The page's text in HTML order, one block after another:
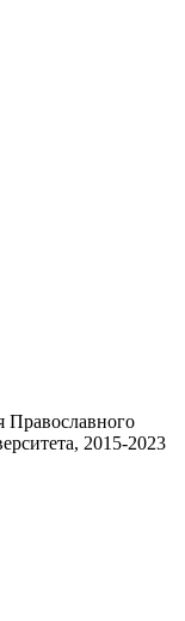
Православного
2015-2023